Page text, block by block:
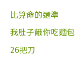
字
:
比算命的還準
我肚子餓你吃麵包
26把刀